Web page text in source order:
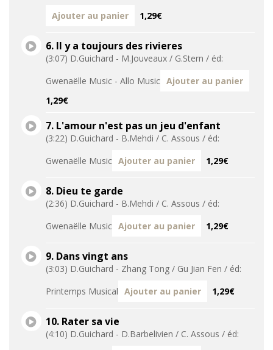
Ajouter au panier
1,29€
6. Il y a toujours des rivieres
(3:07) D.Guichard - M.Jouveaux / G.Stern / éd:
Gwenaëlle Music - Allo Music Ajouter au panier
1,29€
7. L'amour n'est pas un jeu d'enfant
(3:22) D.Guichard - B.Mehdi / C. Assous / éd:
Gwenaëlle Music Ajouter au panier 1,29€
8. Dieu te garde
(2:36) D.Guichard - B.Mehdi / C. Assous / éd:
Gwenaëlle Music Ajouter au panier 1,29€
9. Dans vingt ans
(3:03) D.Guichard - Zhang Tong / Gu Jian Fen / éd:
Printemps Musical Ajouter au panier 1,29€
10. Rater sa vie
(4:10) D.Guichard - D.Barbelivien / C. Assous / éd: